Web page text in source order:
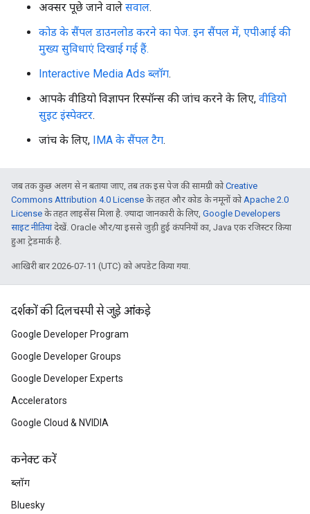
अक्सर पूछे जाने वाले सवाल.
कोड के सैंपल डाउनलोड करने का पेज. इन सैंपल में, एपीआई की
मुख्य सुविधाएं दिखाई गई हैं.
Interactive Media Ads ब्लॉग.
आपके वीडियो विज्ञापन रिस्पॉन्स की जांच करने के लिए, वीडियो
सुइट इंस्पेक्टर.
जांच के लिए, IMA के सैंपल टैग.
जब तक कुछ अलग से न बताया जाए, तब तक इस पेज की सामग्री कोCreative
Commons Attribution 4.0 License के तहत और कोड के नमूनों कोApache 2.0
License के तहत लाइसेंस मिला है. ज़्यादा जानकारी के लिए, Google Developers
साइट नीतियांदेखें. Oracle और/या इससे जुड़ी हुई कंपनियों का, Java एक रजिस्टर किया
हुआ ट्रेडमार्क है.
आखिरी बार 2026-07-11 (UTC) को अपडेट किया गया.
दर्शकों की दिलचस्पी से जुड़े आंकड़े
Google Developer Program
Google Developer Groups
Google Developer Experts
Accelerators
Google Cloud & NVIDIA
कनेक्ट करें
ब्लॉग
Bluesky